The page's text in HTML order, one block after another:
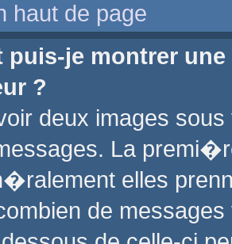
haut de page
puis-je montrer
?
deux images
La
elles
de